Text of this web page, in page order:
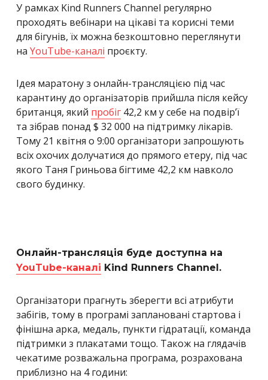
У рамках Kind Runners Channel регулярно
проходять вебінари на цікаві та корисні теми
для бігунів, їх можна безкоштовно переглянути
на YouTube-каналі проєкту.
Ідея маратону з онлайн-трансляцією під час
карантину до організаторів прийшла після кейсу
британця, який пробіг 42,2 км у себе на подвір’ї
та зібрав понад $ 32 000 на підтримку лікарів.
Тому 21 квітня о 9:00 організатори запрошують
всіх охочих долучатися до прямого етеру, під час
якого Таня Гриньова бігтиме 42,2 км навколо
свого будинку.
Онлайн-трансляція буде доступна на
YouTube-каналі Kind Runners Channel.
Організатори прагнуть зберегти всі атрибути
забігів, тому в програмі заплановані стартова і
фінішна арка, медаль, пункти гідратації, команда
підтримки з плакатами тощо. Також на глядачів
чекатиме розважальна програма, розрахована
приблизно на 4 години: